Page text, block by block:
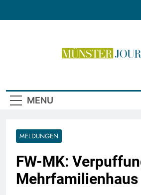
MENU
MELDUNGEN
FW-MK:
Mehrfamilienhaus